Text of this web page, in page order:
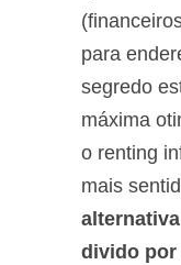
para
segredo
máxima
o renting
mais
divido por